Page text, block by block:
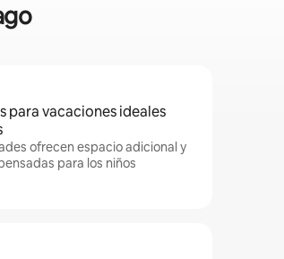
para vacaciones ideales
ofrecen espacio adicional y
para los niños